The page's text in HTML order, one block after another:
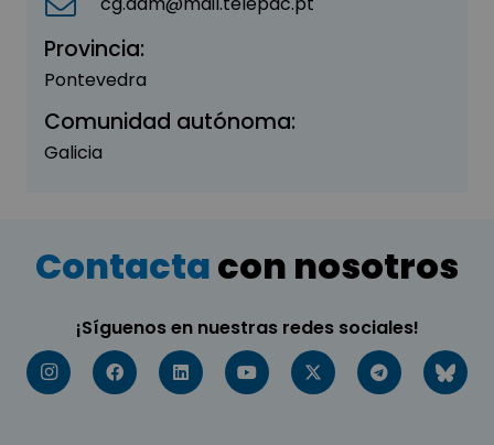
Provincia:
Pontevedra
Comunidad autónoma:
Galicia
Contactacon nosotros
¡Síguenos en nuestras redes sociales!